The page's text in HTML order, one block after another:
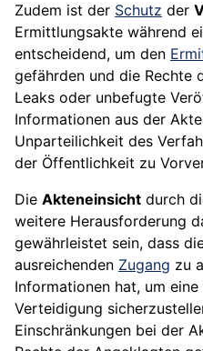
Zudem ist der Schutz der
Ermittlungsakte während
entscheidend, um den
gefährden und die Rechte
Leaks oder unbefugte
Informationen aus der
Unparteilichkeit des
der Öffentlichkeit zu
Die Akteneinsicht durch
weitere Herausforderung
gewährleistet sein, dass
ausreichenden Zugang zu
Informationen hat, um
Verteidigung
Einschränkungen bei der